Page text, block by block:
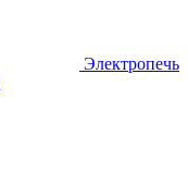
Электропечь